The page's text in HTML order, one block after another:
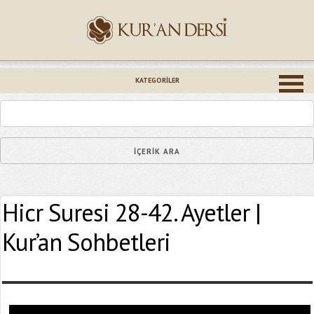
KATEGORILER
Hicr Suresi 28-42. Ayetler |
Kur’an Sohbetleri
Epostanız (*)
Yaşadığınız Hatanın Ayrıntıları